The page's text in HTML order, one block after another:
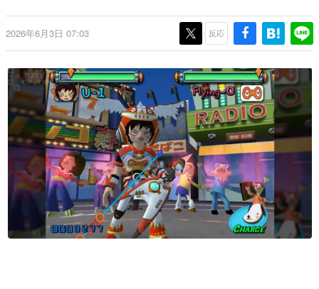
これからのデジタルゲーム市場を担う若きクリエイター達
の姿を追い、彼らのルーツと情熱を探っていきます。
ゲームに多大な影響を受けた作家さんに取材し、ゲームが
日本のコンテンツ産業やカルチャーに与えた影響を探る企
画です。
日本モバイルゲーム産業史
日本のモバイルゲーム史における主要なトピック・タイト
ルを網羅するほか、開発者へのインタビューや識者による
解説を掲載。約20年の歴史が一望できる決定版！
若ゲのいたり〜ゲームクリエイターの青春〜
『うつヌケ』『ペンと箸』等で知られるマンガ家・田中圭
一先生によるゲーム業界レポートマンガです。
なんでゲームは面白い？
2026年6月3日 07:03 反応